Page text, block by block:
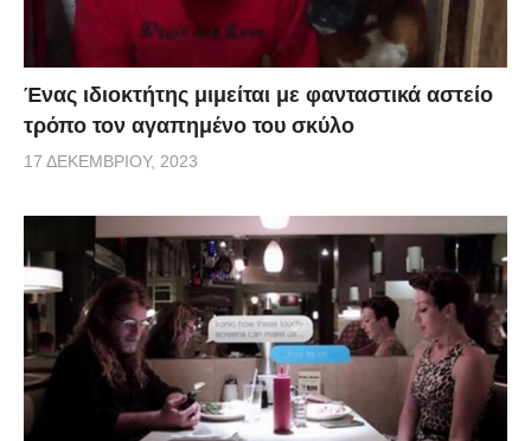
Ένας ιδιοκτήτης μιμείται με φανταστικά αστείο
τρόπο τον αγαπημένο του σκύλο
17 ΔΕΚΕΜΒΡΊΟΥ, 2023